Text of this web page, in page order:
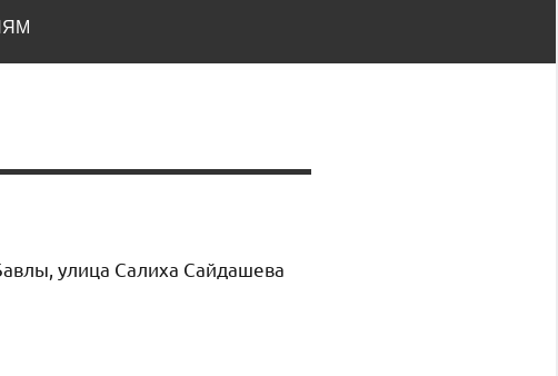
улица Салиха Сайдашева